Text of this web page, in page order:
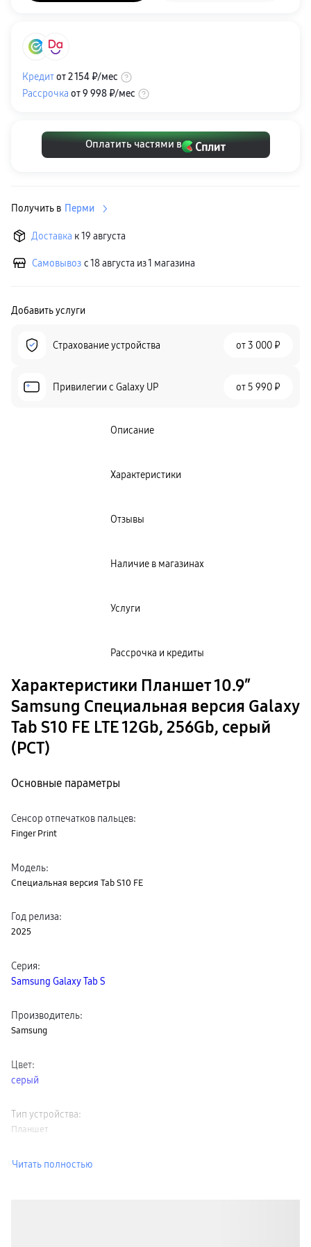
Кредитот2 154 ₽/мес
Рассрочка от9 998 ₽/мес
Оплатить частями в
Получить в Перми
Доставка к 19 августа
Самовывоз с 18 августа из 1 магазина
Добавить услуги
Страхование устройства от3 000 ₽
Привилегии c Galaxy UP от 5 990 ₽
Описание
Характеристики
Отзывы
Наличие в магазинах
Услуги
Рассрочка и кредиты
Характеристики Планшет 10.9″
Samsung Специальная версия Galaxy
Tab S10 FE LTE 12Gb, 256Gb, серый
(РСТ)
Основные параметры
Сенсор отпечатков пальцев:
Finger Print
Модель:
Специальная версия Tab S10 FE
Год релиза:
2025
Серия:
Samsung Galaxy Tab S
Производитель:
Samsung
Цвет:
серый
Тип устройства:
Планшет
Читать полностью